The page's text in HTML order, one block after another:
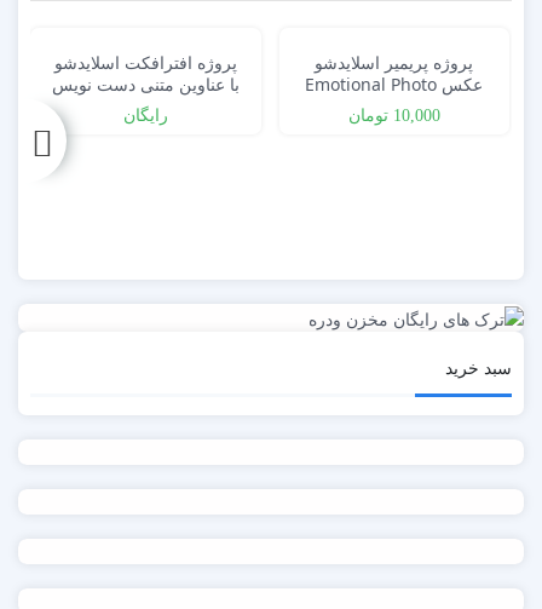
پروژه پریمیر اسلایدشو
عکس Emotional Photo
Slideshow
10,000 تومان
پروژه افترافکت اسلایدشو
با عناوین متنی دست نویس
Handwritten Animated
Font
رایگان
سبد خرید